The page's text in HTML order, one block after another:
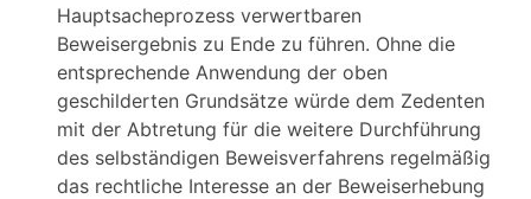
Hauptsacheprozess verwertbaren
Beweisergebnis zu Ende zu führen. Ohne die
entsprechende Anwendung der oben
geschilderten Grundsätze würde dem Zedenten
mit der Abtretung für die weitere Durchführung
des selbständigen Beweisverfahrens regelmäßig
das rechtliche Interesse an der Beweiserhebung